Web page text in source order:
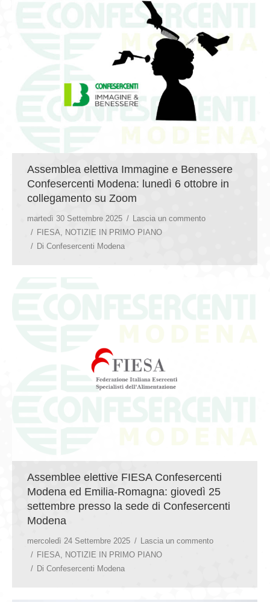
Assemblea elettiva Immagine e Benessere
Confesercenti Modena: lunedì 6 ottobre in
collegamento su Zoom
martedì 30 Settembre 2025
Lascia un commento
FIESA
NOTIZIE IN PRIMO PIANO
Di Confesercenti Modena
Assemblee elettive FIESA Confesercenti
Modena ed Emilia-Romagna: giovedì 25
settembre presso la sede di Confesercenti
Modena
mercoledì 24 Settembre 2025
Lascia un commento
FIESA, NOTIZIE IN PRIMO PIANO
Di Confesercenti Modena